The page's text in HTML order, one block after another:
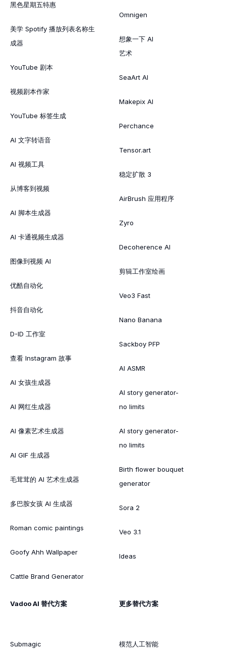
黑色星期五特惠
美学 Spotify 播放列表名称生
成器
YouTube 剧本
视频剧本作家
YouTube 标签生成
AI 文字转语音
AI 视频工具
从博客到视频
AI 脚本生成器
AI 卡通视频生成器
图像到视频 AI
优酷自动化
抖音自动化
D-ID 工作室
查看 Instagram 故事
AI 女孩生成器
AI 网红生成器
AI 像素艺术生成器
AI GIF 生成器
毛茸茸的 AI 艺术生成器
多巴胺女孩 AI 生成器
Roman comic paintings
Goofy Ahh Wallpaper
Cattle Brand Generator
Omnigen
想象一下 AI
艺术
SeaArt AI
Makepix AI
Perchance
Tensor.art
稳定扩散 3
AirBrush 应用程序
Zyro
Decoherence AI
剪辑工作室绘画
Veo3 Fast
Nano Banana
Sackboy PFP
AI ASMR
AI story generator-
no limits
AI story generator-
no limits
Birth flower bouquet
generator
Sora 2
Veo 3.1
Ideas
Vadoo AI 替代方案
Submagic
更多替代方案
模范人工智能